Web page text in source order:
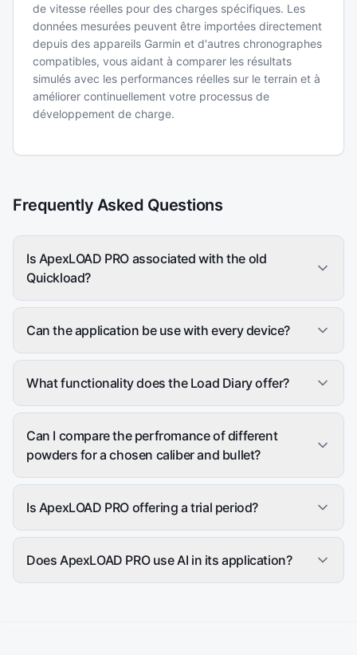
de vitesse réelles pour des charges spécifiques. Les
données mesurées peuvent être importées directement
depuis des appareils Garmin et d'autres chronographes
compatibles, vous aidant à comparer les résultats
simulés avec les performances réelles sur le terrain et à
améliorer continuellement votre processus de
développement de charge.
Frequently Asked Questions
Is ApexLOAD PRO associated with the old
Quickload?
Can the application be use with every device?
What functionality does the Load Diary offer?
Can I compare the perfromance of different
powders for a chosen caliber and bullet?
Is ApexLOAD PRO offering a trial period?
Does ApexLOAD PRO use AI in its application?